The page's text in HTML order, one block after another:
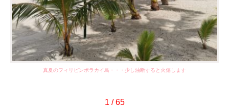
真夏のフィリピンボラカイ島・・・少し油断すると火傷します
1 / 65